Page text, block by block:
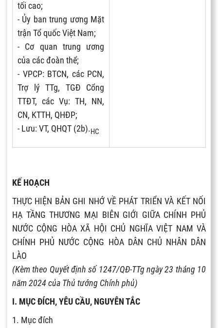
tối cao;
- Ủy ban trung ương Mặt
trận Tổ quốc Việt Nam;
- Cơ quan trung ương
của các đoàn thể;
- VPCP: BTCN, các PCN,
Trợ lý TTg, TGĐ Cổng
TTĐT, các Vụ: TH, NN,
CN, KTTH, QHĐP;
- Lưu: VT, QHQT (2b).HC
KẾ HOẠCH
THỰC HIỆN BẢN GHI NHỚ VỀ PHÁT TRIỂN VÀ KẾT NỐI
HẠ TẦNG THƯƠNG MẠI BIÊN GIỚI GIỮA CHÍNH PHỦ
NƯỚC CỘNG HÒA XÃ HỘI CHỦ NGHĨA VIỆT NAM VÀ
CHÍNH PHỦ NƯỚC CỘNG HÒA DÂN CHỦ NHÂN DÂN
LÀO
(Kèm theo Quyết định số 1247/QĐ-TTg ngày 23 tháng 10
năm 2024 của Thủ tướng Chính phủ)
I. MỤC ĐÍCH, YÊU CẦU, NGUYÊN TẮC
1. Mục đích